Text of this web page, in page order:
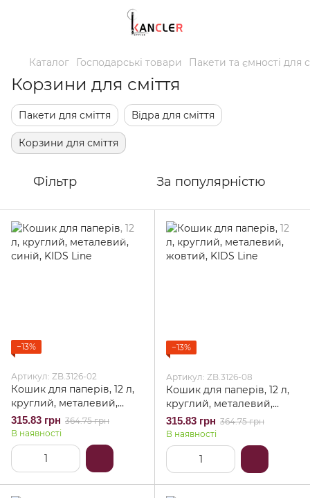
Каталог Господарські товари Пакети та ємності для
Корзини для сміття
Пакети для сміття Відра для сміття
Корзини для сміття
Фільтр За популярністю
−13%
Артикул: ZB.3126-02
Кошик для паперів, 12 л,
круглий, металевий,
синій, KIDS Line
315.83 грн 364.75 грн
В наявності
−13%
Артикул: ZB.3126-08
Кошик для паперів, 12 л,
круглий, металевий,
жовтий, KIDS Line
315.83 грн 364.75 грн
В наявності